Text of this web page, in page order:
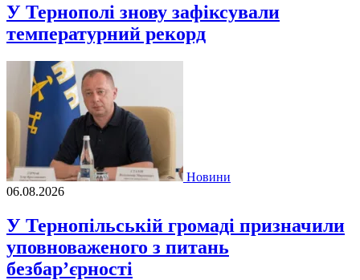
У Тернополі знову зафіксували
температурний рекорд
Новини
06.08.2026
У Тернопільській громаді призначили
уповноваженого з питань
безбар’єрності